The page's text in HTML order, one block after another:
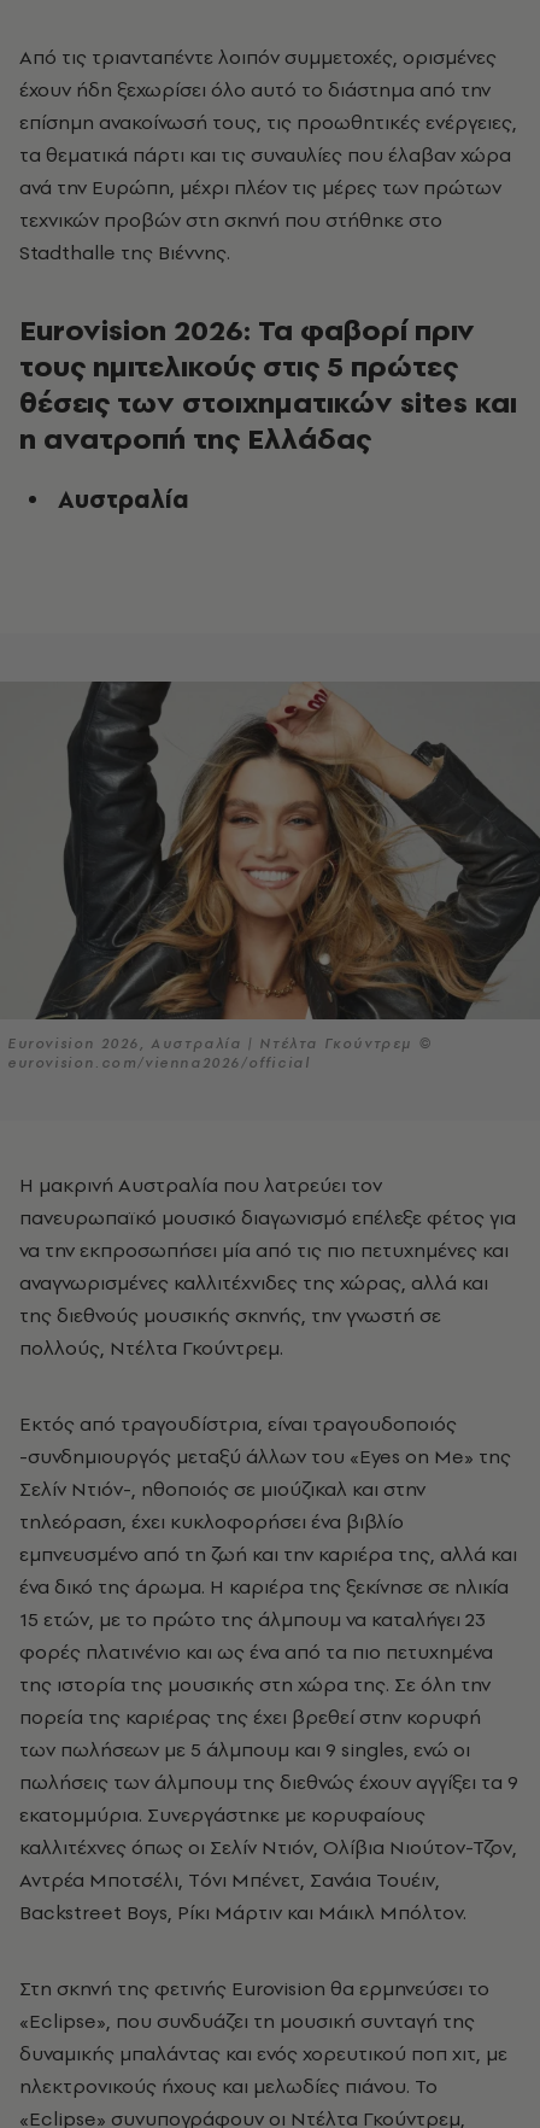
Από τις τριανταπέντε λοιπόν συμμετοχές, ορισμένες
έχουν ήδη ξεχωρίσει όλο αυτό το διάστημα από την
επίσημη ανακοίνωσή τους, τις προωθητικές ενέργειες,
τα θεματικά πάρτι και τις συναυλίες που έλαβαν χώρα
ανά την Ευρώπη, μέχρι πλέον τις μέρες των πρώτων
τεχνικών προβών στη σκηνή που στήθηκε στο
Stadthalle της Βιέννης.
Eurovision 2026: Τα φαβορί πριν
τους ημιτελικούς στις 5 πρώτες
θέσεις των στοιχηματικών sites και
η ανατροπή της Ελλάδας
Αυστραλία
Eurovision 2026, Αυστραλία | Ντέλτα Γκούντρεμ ©
eurovision.com/vienna2026/official
Η μακρινή Αυστραλία που λατρεύει τον
πανευρωπαϊκό μουσικό διαγωνισμό επέλεξε φέτος για
να την εκπροσωπήσει μία από τις πιο πετυχημένες και
αναγνωρισμένες καλλιτέχνιδες της χώρας, αλλά και
της διεθνούς μουσικής σκηνής, την γνωστή σε
πολλούς, Ντέλτα Γκούντρεμ.
Εκτός από τραγουδίστρια, είναι τραγουδοποιός
-συνδημιουργός μεταξύ άλλων του «Eyes on Me» της
Σελίν Ντιόν-, ηθοποιός σε μιούζικαλ και στην
τηλεόραση, έχει κυκλοφορήσει ένα βιβλίο
εμπνευσμένο από τη ζωή και την καριέρα της, αλλά και
ένα δικό της άρωμα. Η καριέρα της ξεκίνησε σε ηλικία
15 ετών, με το πρώτο της άλμπουμ να καταλήγει 23
φορές πλατινένιο και ως ένα από τα πιο πετυχημένα
της ιστορία της μουσικής στη χώρα της. Σε όλη την
πορεία της καριέρας της έχει βρεθεί στην κορυφή
των πωλήσεων με 5 άλμπουμ και 9 singles, ενώ οι
πωλήσεις των άλμπουμ της διεθνώς έχουν αγγίξει τα 9
εκατομμύρια. Συνεργάστηκε με κορυφαίους
καλλιτέχνες όπως οι Σελίν Ντιόν, Ολίβια Νιούτον-Τζον,
Αντρέα Μποτσέλι, Tόνι Μπένετ, Σανάια Τουέιν,
Backstreet Boys, Ρίκι Μάρτιν και Μάικλ Μπόλτον.
Στη σκηνή της φετινής Eurovision θα ερμηνεύσει το
«Eclipse», που συνδυάζει τη μουσική συνταγή της
δυναμικής μπαλάντας και ενός χορευτικού ποπ χιτ, με
ηλεκτρονικούς ήχους και μελωδίες πιάνου. Το
«Eclipse» συνυπογράφουν οι Ντέλτα Γκούντρεμ,